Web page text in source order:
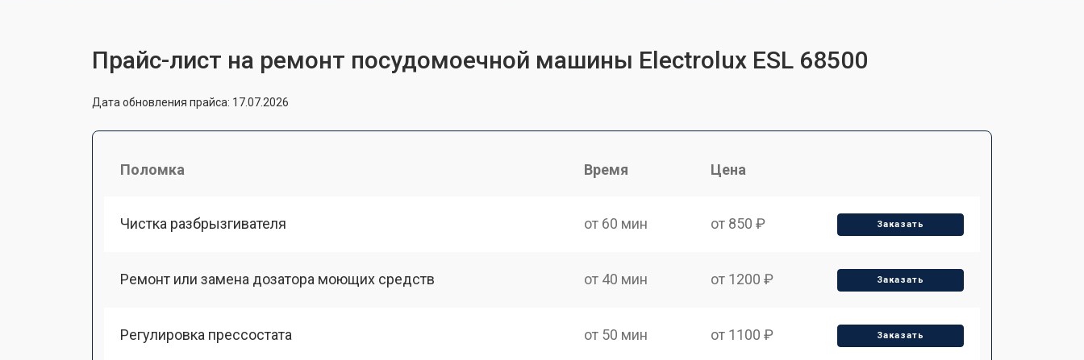
Прайс-лист на ремонт посудомоечной машины Electrolux ESL 68500
Дата обновления прайса: 17.07.2026
Поломка Время Цена
Чистка разбрызгивателя от 60 мин от 850 ₽ Заказать
Ремонт или замена дозатора моющих средств от 40 мин от 1200 ₽ Заказать
Регулировка прессостата от 50 мин от 1100 ₽ Заказать